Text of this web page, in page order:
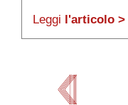
Leggi l'articolo >